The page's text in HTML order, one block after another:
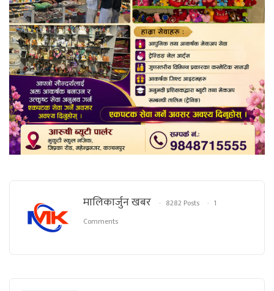
मालिकार्जुन खबर 8282 Posts
1
Comments